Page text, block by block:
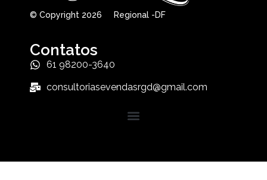
© Copyright 2026 Regional -DF
Contatos
61 98200-3640
consultoriasevendasrgd@gmail.com